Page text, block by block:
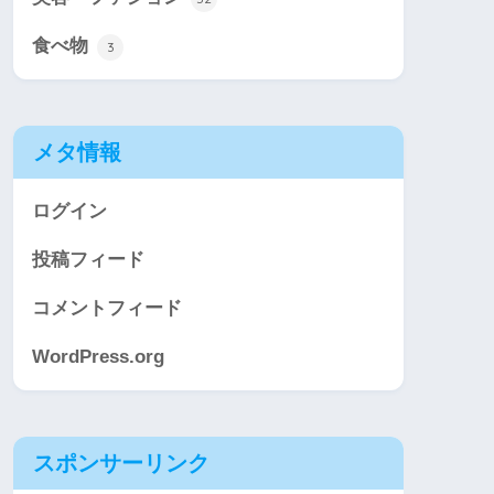
食べ物 3
メタ情報
ログイン
投稿フィード
コメントフィード
WordPress.org
スポンサーリンク